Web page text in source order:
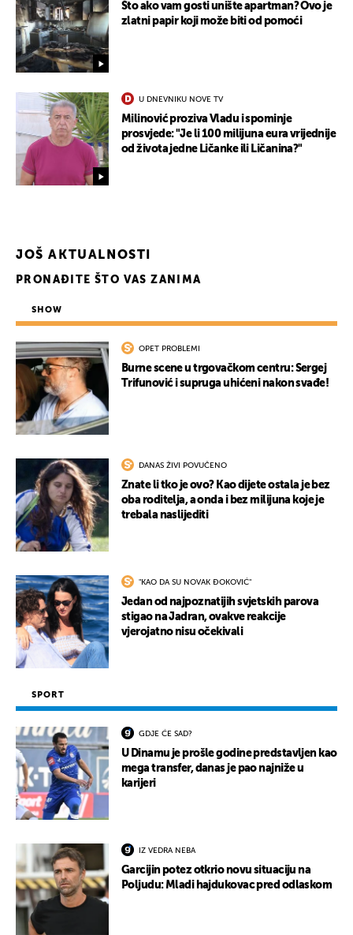
Što ako vam gosti unište apartman? Ovo je
zlatni papir koji može biti od pomoći
U DNEVNIKU NOVE TV
Milinović proziva Vladu i spominje
prosvjede: "Je li 100 milijuna eura vrijednije
od života jedne Ličanke ili Ličanina?"
JOŠ AKTUALNOSTI
PRONAĐITE ŠTO VAS ZANIMA
SHOW
OPET PROBLEMI
Burne scene u trgovačkom centru: Sergej
Trifunović i supruga uhićeni nakon svađe!
DANAS ŽIVI POVUČENO
Znate li tko je ovo? Kao dijete ostala je bez
oba roditelja, a onda i bez milijuna koje je
trebala naslijediti
"KAO DA SU NOVAK ĐOKOVIĆ"
Jedan od najpoznatijih svjetskih parova
stigao na Jadran, ovakve reakcije
vjerojatno nisu očekivali
SPORT
GDJE ĆE SAD?
U Dinamu je prošle godine predstavljen kao
mega transfer, danas je pao najniže u
karijeri
IZ VEDRA NEBA
Garcijin potez otkrio novu situaciju na
Poljudu: Mladi hajdukovac pred odlaskom